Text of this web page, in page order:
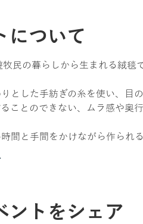
について
民の暮らしから生まれる絨毯で
とした手紡ぎの糸を使い、目
ことのできない、ムラ感や奥
間と手間をかけながら作られ
ントをシェア